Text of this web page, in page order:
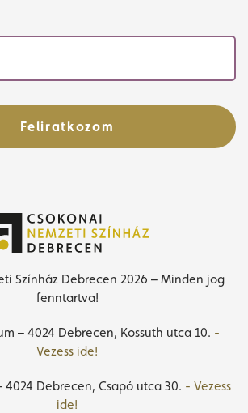
Feliratkozom
Színház Debrecen 2026 – Minden jog
fenntartva!
– 4024 Debrecen, Kossuth utca 10. -
Vezess ide!
4024 Debrecen, Csapó utca 30. - Vezess
ide!